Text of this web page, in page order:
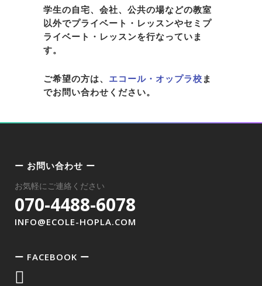
学生の自宅、会社、公共の場などの教室
以外でプライベート・レッスンやセミプ
ライベート・レッスンを行なっていま
す。
ご希望の方は、 エコール・オップラ校 ま
でお問い合わせください。
ー お問い合わせ ー
お気軽にご連絡ください
070-4488-6078
INFO@ECOLE-HOPLA.COM
ー FACEBOOK ー